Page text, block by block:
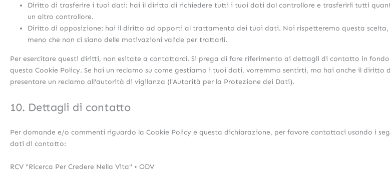
Diritto di trasferire i tuoi dati: hai il diritto di richiedere tutti i tuoi dati dal controllore e trasferirli tutti
un altro controllore.
Diritto di opposizione: hai il diritto ad opporti al trattamento dei tuoi dati. Noi rispetteremo questa scelta,
meno che non ci siano delle motivazioni valide per trattarli.
Per esercitare questi diritti, non esitate a contattarci. Si prega di fare riferimento ai dettagli di contatto in
questa Cookie Policy. Se hai un reclamo su come gestiamo i tuoi dati, vorremmo sentirti, ma hai anche il diritto
presentare un reclamo all'autorità di vigilanza (l'Autorità per la Protezione dei Dati).
10. Dettagli di contatto
Per domande e/o commenti riguardo la Cookie Policy e questa dichiarazione, per favore contattaci usando i
dati di contatto:
RCV "Ricerca Per Credere Nella Vita" • ODV